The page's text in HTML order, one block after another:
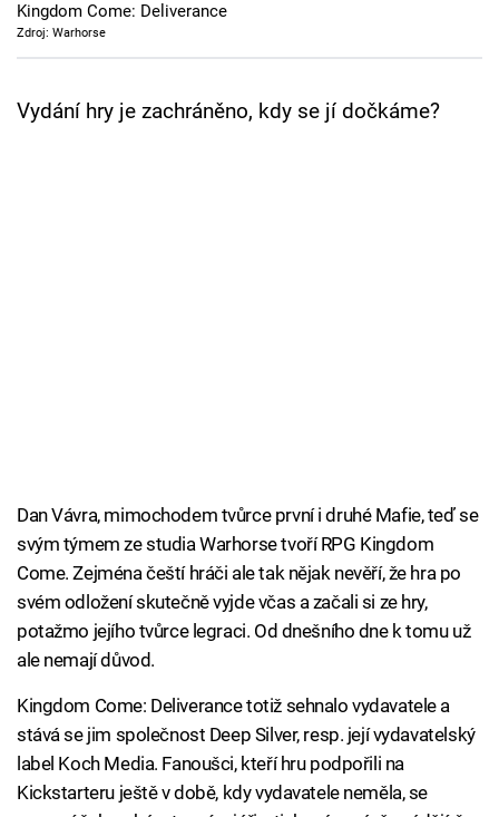
TV Program
Kingdom Come: Deliverance
Zdroj: Warhorse
Vydání hry je zachráněno, kdy se jí dočkáme?
Dan Vávra, mimochodem tvůrce první i druhé Mafie, teď se
svým týmem ze studia Warhorse tvoří RPG Kingdom
Come. Zejména čeští hráči ale tak nějak nevěří, že hra po
svém odložení skutečně vyjde včas a začali si ze hry,
potažmo jejího tvůrce legraci. Od dnešního dne k tomu už
ale nemají důvod.
Kingdom Come: Deliverance totiž sehnalo vydavatele a
stává se jim společnost Deep Silver, resp. její vydavatelský
label Koch Media. Fanoušci, kteří hru podpořili na
Kickstarteru ještě v době, kdy vydavatele neměla, se